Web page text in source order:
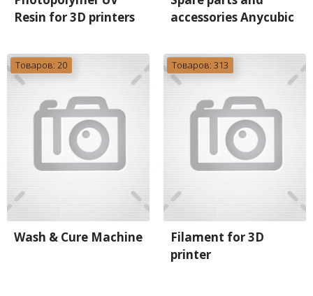
Resin for 3D printers
accessories Anycubic
Товаров: 20
Wash & Cure Machine
Товаров: 313
Filament for 3D
printer